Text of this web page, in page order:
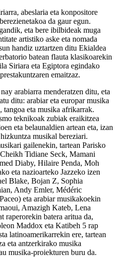
abeslaria eta konpositore
da gaur egun.
eta bere ibilbideak muga
artistiko aske eta nomada
handiz uztartzen ditu Ekialdea
batean flauta klasikoarekin
Siriara eta Egiptora egindako
emaitzaz.
arabiarra menderatzen ditu, eta
ditu: arabiar eta europar musika
eta musika afrikarrak.
teknikoak zubiak eraikitzea
eta belaunaldien artean eta, izan
musikal bereziari.
gailenekin, tartean Parisko
Tidiane Seck, Mamani
Diaby, Hilaire Penda, Moh
eta nazioarteko Jazzeko izen
Blake, Bojan Z, Sophia
Andy Emler, Médéric
eta arabiar musikakoekin
Amazigh Kateb, Lena
raperorekin batera aritua da,
Maddox eta Katibeh 5 rap
latinoamerikarrekin ere, tartean
eta antzerkirako musika
musika-proiekturen buru da.